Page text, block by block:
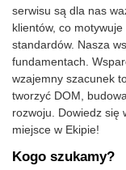
serwisu są dla nas
klientów, co
standardów. Nasza
fundamentach.
wzajemny szacunek
tworzyć DOM,
rozwoju. Dowiedz się
miejsce w Ekipie!
Kogo szukamy?